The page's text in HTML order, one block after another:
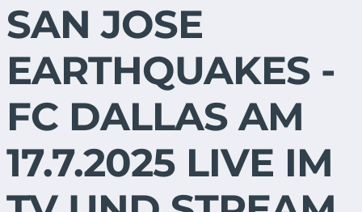
SAN JOSE
EARTHQUAKES -
FC DALLAS AM
17.7.2025 LIVE IM